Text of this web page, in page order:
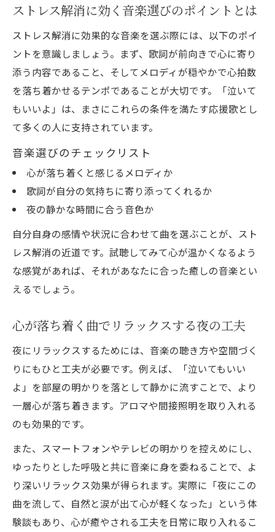
ストレス解消に効く音楽選びのポイントとは
ストレス解消に効果的な音楽を選ぶ際には、以下のポイ
ントを意識しましょう。まず、歌詞が前向きで心に寄り
添う内容であること、そしてメロディが穏やかで心拍数
を落ち着かせるテンポであることが大切です。「泣いて
もいいよ」は、まさにこれらの条件を満たす応援歌とし
て多くの人に支持されています。
音楽選びのチェックリスト
心が落ち着くと感じるメロディか
歌詞が自分の気持ちに寄り添ってくれるか
夜の静かな時間に合う音色か
自分自身の感情や状況に合わせて曲を選ぶことが、スト
レス解消の近道です。試聴してみて心が温かくなるよう
な感覚があれば、それがあなたに合った癒しの音楽とい
えるでしょう。
心が落ち着く曲でリラックスする夜の工夫
夜にリラックスするためには、音楽の聴き方や空間づく
りにもひと工夫が必要です。例えば、「泣いてもいい
よ」を部屋の明かりを落として静かに流すことで、より
一層心が落ち着きます。アロマや間接照明を取り入れる
のも効果的です。
また、スマートフォンやテレビの明かりを控えめにし、
ゆったりとした呼吸と共に音楽に身を委ねることで、よ
り深いリラックス効果が得られます。実際に「夜にこの
曲を流して、自然と涙が出て心が軽くなった」という体
験談もあり、心が癒やされる工夫を日常に取り入れるこ